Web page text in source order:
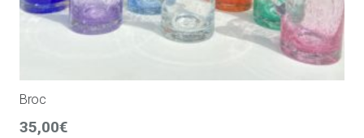
Broc
35,00€